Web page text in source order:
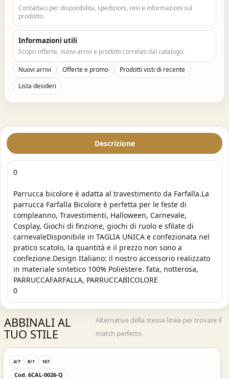
Contattaci per disponibilita, spedizioni, resi e informazioni sul
prodotto.
Informazioni utili
Scopri offerte, nuovi arrivi e prodotti correlati dal catalogo.
Nuovi arrivi Offerte e promo
Prodotti visti di recente
Lista desideri
Descrizione
0
Parrucca bicolore è adatta al travestimento da Farfalla.La
parrucca Farfalla Bicolore è perfetta per le feste di
compleanno, Travestimenti, Halloween, Carnevale,
Cosplay, Giochi di finzione, giochi di ruolo e sfilate di
carnevaleDisponibile in TAGLIA UNICA e confezionata nel
pratico scatolo, la quantità e il prezzo non sono a
confezione.Design Italiano: il nostro accessorio realizzato
in materiale sintetico 100% Poliestere. fata, notterosa,
PARRUCCAFARFALLA, PARRUCCABICOLORE
0
ABBINALI AL
TUO STILE
Alternative della stessa linea per trovare il
match perfetto.
Acquisto Veloce
4/7 8/1 086
Cod. 6CAL-0026-M